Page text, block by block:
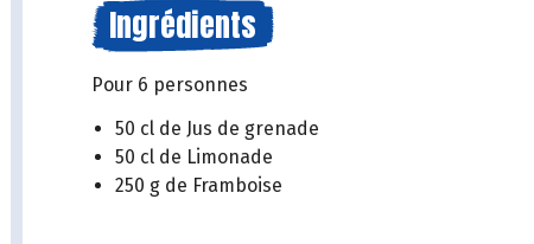
Ingrédients
Pour 6 personnes
50 cl de Jus de grenade
50 cl de Limonade
250 g de Framboise